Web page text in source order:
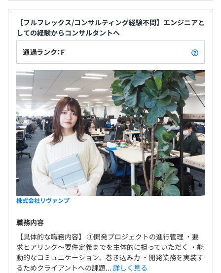
上流、下流に捉われず、徹底的に業務を理解することで、
大手ITコンサルティングファームを圧倒する課題解決をお
こなっています。
「単純なITシステムの導入」「開発して終わり」ではな
く、「開発したあと、業務や経営にどのようにシステムを
活用していくべきか」をクライアントとともに考え、最適
な仕組みを提供しています。
・情報システム部門とコンサル双方の視点で経営課題や業
務課題に対して、顧客経営者とともに改革を実働します。
・現場ニーズが頻繁に変化する小売･流通業界の情報シス
テム部門では、大手ITベンダーのように、ある程度ニーズ
が溜まってきてからバージョンアップをおこなうやり方で
は現場の要望に応えきることができません。そのためリヴ
ァンプは課題解決のための内製化（将来的に当社がいなく
てもよい状態）支援をおこなっております。
【DX事業部のキャリアプラン】
最終的には、「業務×IT×コンサル」のすべてを網羅でき
る人材を目指して、下記のようなキャリアを積んで頂きま
す。
各種社会保険完備
無期雇用
3カ月（期間中、条件の変更はありません）
【フルフレックス/コンサルティング経験不問】エンジニアと
しての経験からコンサルタントへ
通過ランク：F
株式会社リヴァンプ
職務内容
【具体的な職務内容】 ①開発プロジェクトの進行管理 ・要
求ヒアリング〜要件定義までを主体的に担っていただく ・能
動的なコミュニケーション、巻き込み力 ・開発業務を実装す
るためクライアントへの課題... 詳しく見る